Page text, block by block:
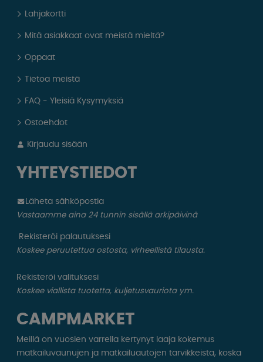
Lahjakortti
Mitä asiakkaat ovat meistä mieltä?
Oppaat
Tietoa meistä
FAQ - Yleisiä Kysymyksiä
Ostoehdot
Kirjaudu sisään
YHTEYSTIEDOT
Läheta sähköpostia
Vastaamme aina 24 tunnin sisällä arkipäivinä
Rekisteröi palautuksesi
Koskee peruutettua ostosta, virheellistä tilausta.
Rekisteröi valituksesi
Koskee viallista tuotetta, kuljetusvauriota ym.
CAMPMARKET
Meillä on vuosien varrella kertynyt laaja kokemus
matkailuvaunujen ja matkailuautojen tarvikkeista, koska